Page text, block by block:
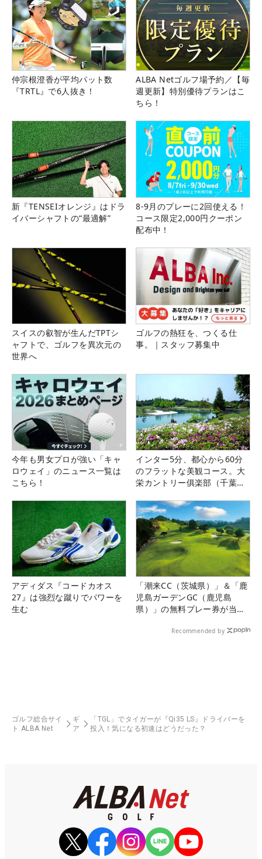
仲宗根澄香が平均パット数
『TRTL』で6人抜き！
ALBA Netゴルフ場予約／【毎
週更新】特別優待プランはこ
ちら！
新『TENSEIオレンジ』はドラ
イバーシャフトの“最適解”
8-9月のプレーに2回使える！
コース限定2,000円クーポン
配布中！
スイスの叡智が生んだTPTシ
ャフトで、ゴルフを異次元の
世界へ
ゴルフの熱狂を、つくる仕
事。｜スタッフ募集中
今年も男女プロが強い「キャ
ロウェイ」のニュース一覧は
こちら！
インター5分、都心から60分
のフラットな美観コース。大
栄カントリー俱楽部（千葉
アディダス『コードカオス
27』は強烈な蹴りでパワーを
生む
「潮来CC（茨城県）」＆「鹿
児島ガーデンGC（鹿児島
県）」の無料プレー券が当た
Recommended by
ゴルフ総合サイ
ト ALBA Net
ギ
ア
「TGL」でタイガーが『Qi35 LS』ドライバーを
投入！気になる初速はどうだった？